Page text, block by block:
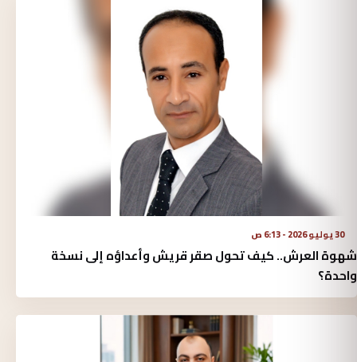
30 يوليو 2026 - 6:13 ص
شهوة العرش.. كيف تحول صقر قريش وأعداؤه إلى نسخة
واحدة؟